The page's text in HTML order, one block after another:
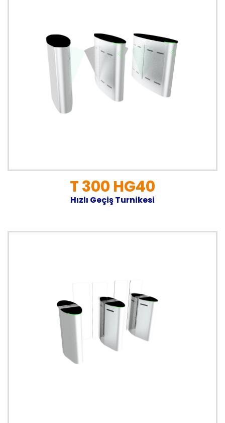
T 300 HG40
Hızlı Geçiş Turnikesi